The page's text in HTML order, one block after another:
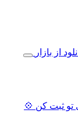
تو ثبت کن 💠